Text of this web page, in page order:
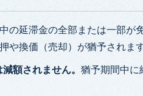
の延滞金の全部または一部が
や換価（売却）が猶予されます
額されません。 猶予期間中に